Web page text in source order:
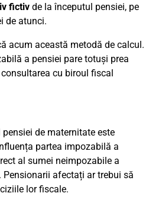
fictiv de la începutul pensiei, pe
de atunci.
acum această metodă de calcul.
a pensiei pare totuși prea
cu biroul fiscal
de maternitate este
partea impozabilă a
al sumei neimpozabile a
Pensionarii afectați ar trebui să
lor fiscale.